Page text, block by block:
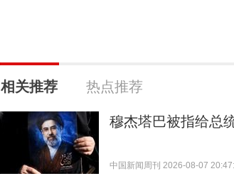
相关推荐 热点推荐
穆杰塔巴被指给总
中国新闻周刊 2026-08-07